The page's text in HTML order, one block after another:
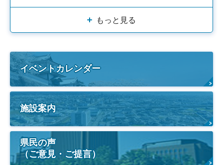
もっと見る
イベントカレンダー
施設案内
県民の声
（ご意見・ご提言）